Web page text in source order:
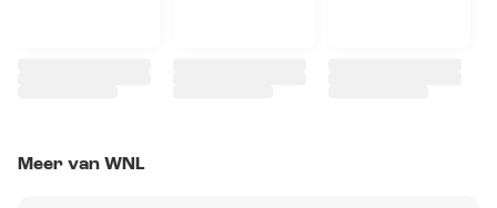
Meer van WNL